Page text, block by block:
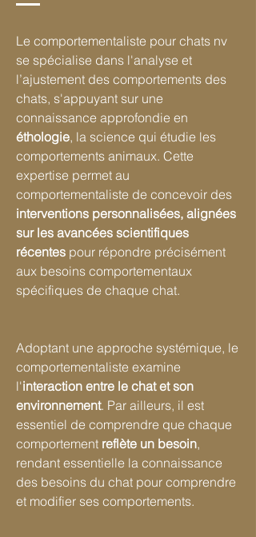
Le comportementaliste pour chats nv
se spécialise dans l'analyse et
l’ajustement des comportements des
chats, s'appuyant sur une
connaissance approfondie en
éthologie, la science qui étudie les
comportements animaux. Cette
expertise permet au
comportementaliste de concevoir des
interventions personnalisées, alignées
sur les avancées scientifiques
récentes pour répondre précisément
aux besoins comportementaux
spécifiques de chaque chat.
Adoptant une approche systémique, le
comportementaliste examine
l'interaction entre le chat et son
environnement. Par ailleurs, il est
essentiel de comprendre que chaque
comportement reflète un besoin,
rendant essentielle la connaissance
des besoins du chat pour comprendre
et modifier ses comportements.